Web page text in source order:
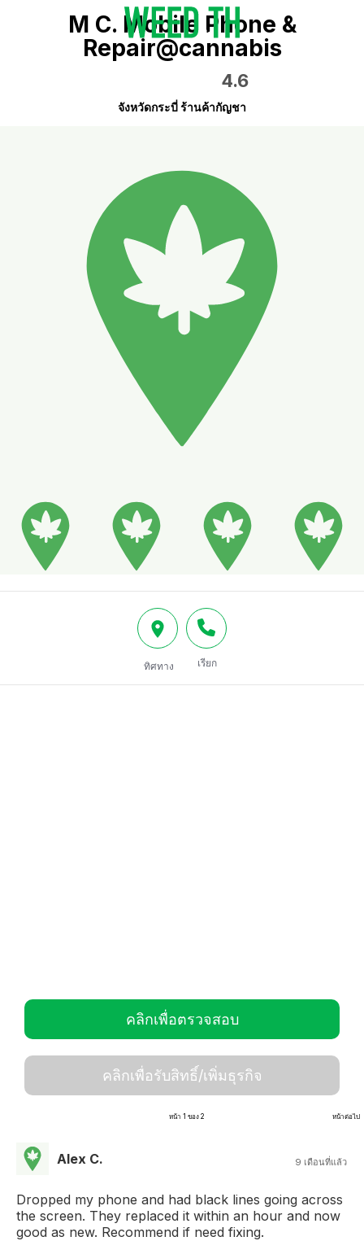
M C. Mobile Phone &
Repair@cannabis
4.6
จังหวัดกระบี่ ร้านค้ากัญชา
ทิศทาง เรียก
คลิกเพื่อตรวจสอบ
คลิกเพื่อรับสิทธิ์/เพิ่มธุรกิจ
หน้า 1 ของ 2 หน้าต่อไป
Alex C. 9 เดือนที่แล้ว
Dropped my phone and had black lines going across
the screen. They replaced it within an hour and now
good as new. Recommend if need fixing.